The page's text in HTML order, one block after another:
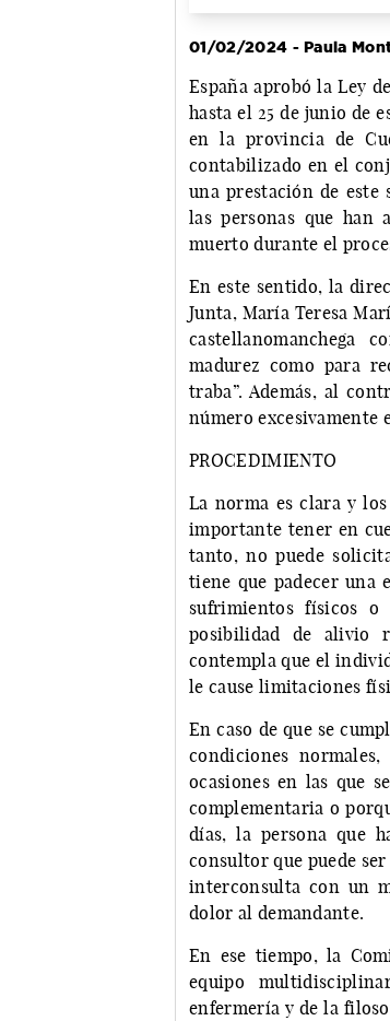
01/02/2024 - Paula
España aprobó la Ley
hasta el 25 de junio de
en la provincia de
contabilizado en el
una prestación de este
las personas que han
muerto durante el
En este sentido, la
Junta, María Teresa
castellanomanchega
madurez como para
traba”. Además, al
número excesivamente
PROCEDIMIENTO
La norma es clara y
importante tener en
tanto, no puede
tiene que padecer una
sufrimientos físicos o
posibilidad de alivio
contempla que el
le cause limitaciones
En caso de que se
condiciones
ocasiones en las que
complementaria o
días, la persona que
consultor que puede
interconsulta con un
dolor al demandante.
En ese tiempo, la
equipo
enfermería y de la